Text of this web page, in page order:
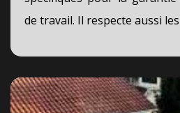
de travail. Il respecte aussi